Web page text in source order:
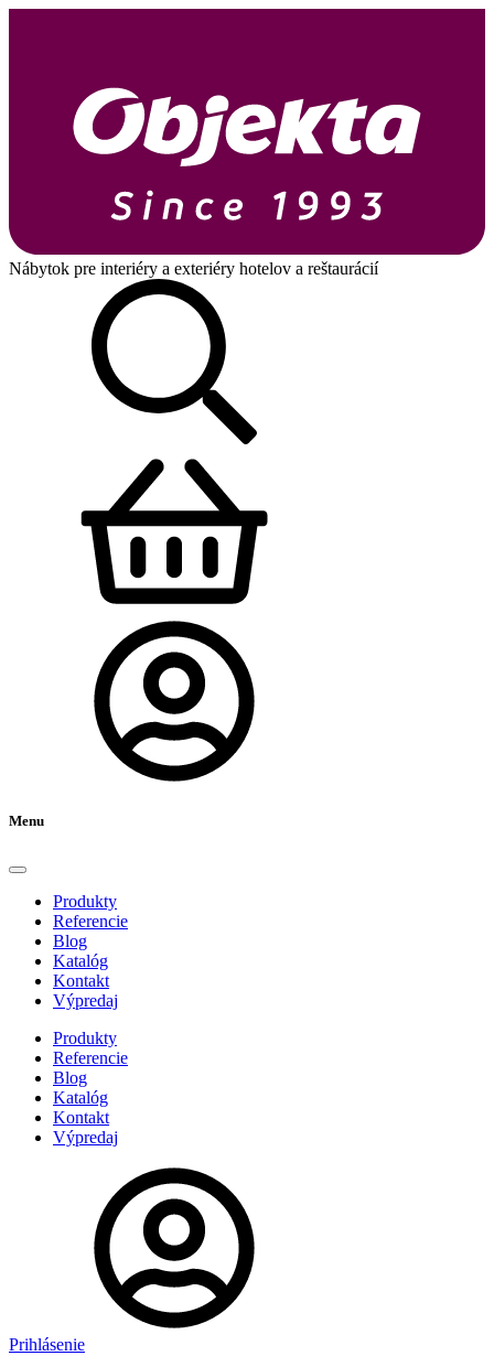
Nábytok pre interiéry a exteriéry hotelov a reštaurácií
Menu
Produkty
Referencie
Blog
Katalóg
Kontakt
Výpredaj
Produkty
Referencie
Blog
Katalóg
Kontakt
Výpredaj
Prihlásenie